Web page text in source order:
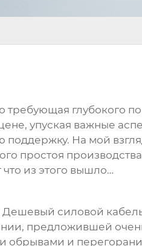
требующая глубокого
упуская важные
На мой
простоя
из этого вышло…
Дешевый силовой
предложившей
обрывами и